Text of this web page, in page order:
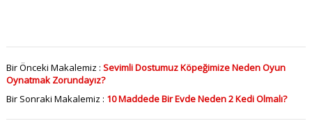
Bir Önceki Makalemiz : Sevimli Dostumuz Köpeğimize Neden Oyun
Oynatmak Zorundayız?
Bir Sonraki Makalemiz : 10 Maddede Bir Evde Neden 2 Kedi Olmalı?